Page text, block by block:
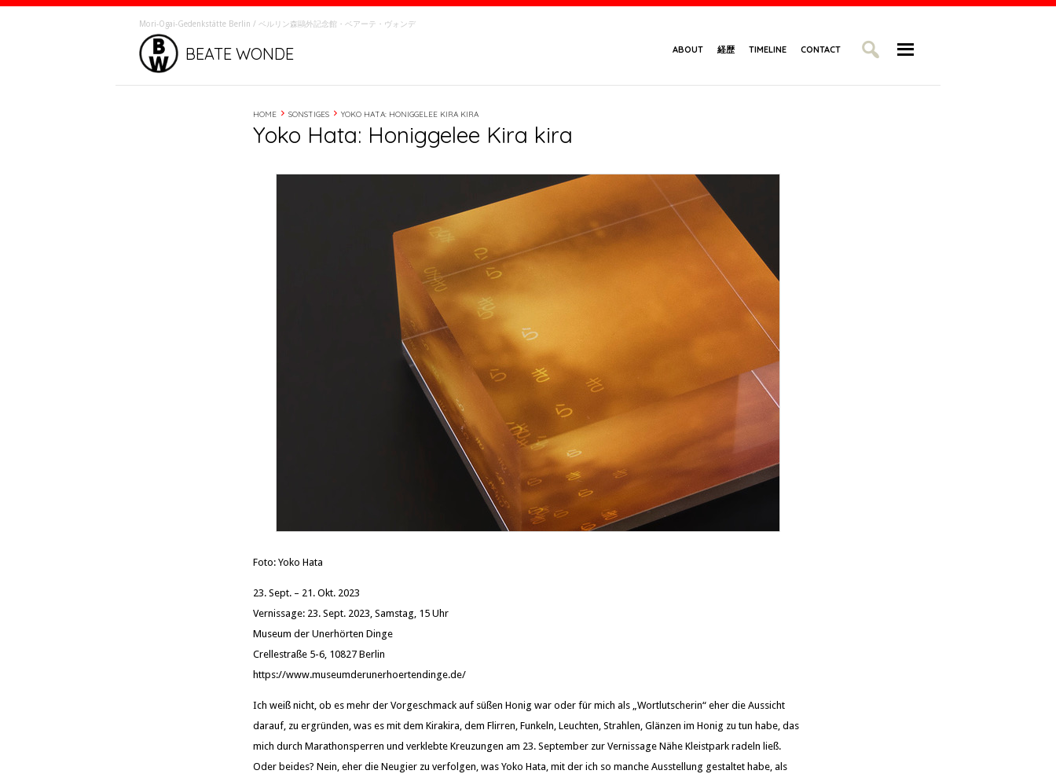
Mori-Ôgai-Gedenkstätte Berlin / ベルリン森鷗外記念館・ベアーテ・ヴォンデ
BEATE WONDE ABOUT 経歴 TIMELINE CONTACT
HOME SONSTIGES YOKO HATA: HONIGGELEE KIRA KIRA
Yoko Hata: Honiggelee Kira kira
Foto: Yoko Hata
23. Sept. – 21. Okt. 2023
Vernissage: 23. Sept. 2023, Samstag, 15 Uhr
Museum der Unerhörten Dinge
Crellestraße 5-6, 10827 Berlin
https://www.museumderunerhoertendinge.de/
Ich weiß nicht, ob es mehr der Vorgeschmack auf süßen Honig war oder für mich als „Wortlutscherin“ eher die Aussicht
darauf, zu ergründen, was es mit dem Kirakira, dem Flirren, Funkeln, Leuchten, Strahlen, Glänzen im Honig zu tun habe, das
mich durch Marathonsperren und verklebte Kreuzungen am 23. September zur Vernissage Nähe Kleistpark radeln ließ.
Oder beides? Nein, eher die Neugier zu verfolgen, was Yoko Hata, mit der ich so manche Ausstellung gestaltet habe, als